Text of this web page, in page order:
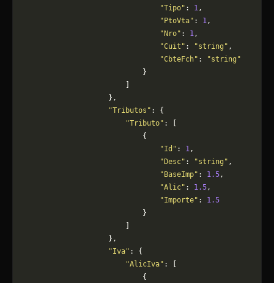
                                "Tipo"
: 1,
                                "PtoVta"
: 1,
                                "Nro"
: 1,
                                "Cuit"
: "string" ,
                                "CbteFch"
:
"string"
                            }
                    },
                    "Tributos"
: {
                        "Tributo"
: [
                            {
                                "Id"
: 1,
                                "Desc"
: "string" ,
                                "BaseImp"
: 1.5,
                                "Alic"
: 1.5,
                                "Importe"
: 1.5
                            }
                    },
                    "Iva"
: {
                        "AlicIva"
: [
                            {